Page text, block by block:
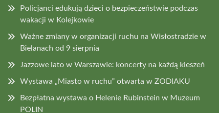
Policjanci edukują dzieci o bezpieczeństwie podczas
wakacji w Kolejkowie
Ważne zmiany w organizacji ruchu na Wisłostradzie w
Bielanach od 9 sierpnia
Jazzowe lato w Warszawie: koncerty na każdą kieszeń
Wystawa „Miasto w ruchu” otwarta w ZODIAKU
Bezpłatna wystawa o Helenie Rubinstein w Muzeum
POLIN